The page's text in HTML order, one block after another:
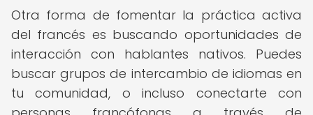
Otra forma de fomentar la práctica activa
del francés es buscando oportunidades de
interacción con hablantes nativos. Puedes
buscar grupos de intercambio de idiomas en
tu comunidad, o incluso conectarte con